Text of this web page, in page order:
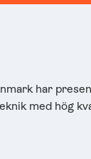
har
med hög